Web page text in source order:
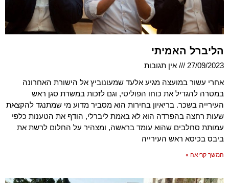
הליברל האמיתי
27/09/2023
אין תגובות
אחרי עשור במועצה מגיע אלעד שמעונוביץ אל הישורת האחרונה
במטרה להגדיל את כוחו הפוליטי, וגם לזכות במשרת סגן ראש
העירייה בשכר. בריאיון בחירות הוא מסביר מדוע מי שמתנגד להקצאת
שעות רחצה בהפרדה הוא לא באמת ליברלי, הודף את הטענות כלפי
עמותת סחלבים שהוא עומד בראשה, ומצהיר על החלום לרשת את
ביבס בכיסא ראש העירייה
המשך קריאה »